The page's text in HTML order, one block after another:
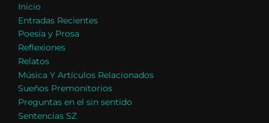
Inicio
Entradas Recientes
Poesía y Prosa
Reflexiones
Relatos
Música Y Artículos Relacionados
Sueños Premonitorios
Preguntas en el sin sentido
Sentencias SZ